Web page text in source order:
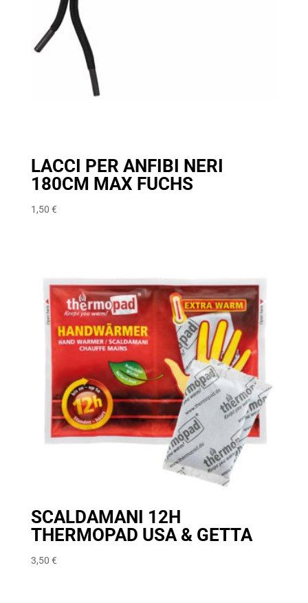
LACCI PER ANFIBI NERI
180CM MAX FUCHS
1,50 €
SCALDAMANI 12H
THERMOPAD USA & GETTA
3,50 €